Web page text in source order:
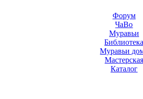
Форум
ЧаВо
Муравьи
Муравьи
Мастерская
Каталог